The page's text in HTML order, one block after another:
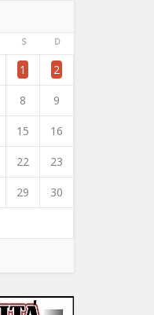
S D
1 2
8 9
15 16
22 23
29 30